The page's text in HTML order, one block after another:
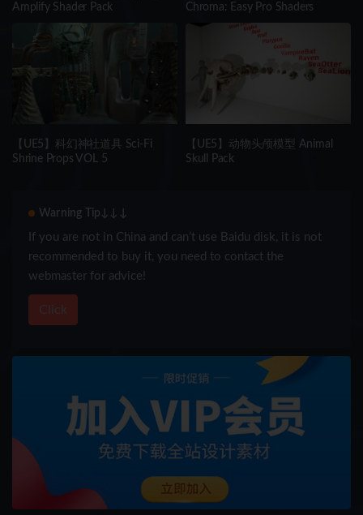
Amplify Shader Pack
Chroma: Easy Pro Shaders
【UE5】科幻神社道具 Sci-Fi
Shrine Props VOL 5
【UE5】动物头颅模型 Animal
Skull Pack
Warning Tip↓↓↓
If you are not in China and can’t use Baidu disk, it is not
recommended to buy it, you need to contact the
webmaster for advice!
Click